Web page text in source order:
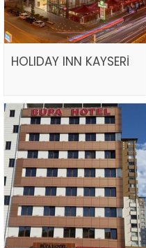
HOLIDAY INN KAYSERİ